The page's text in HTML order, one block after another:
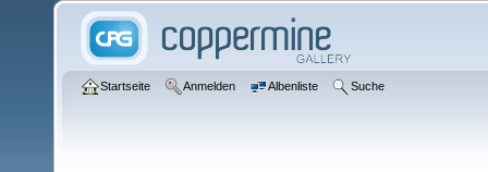
Startseite Anmelden Albenliste Suche